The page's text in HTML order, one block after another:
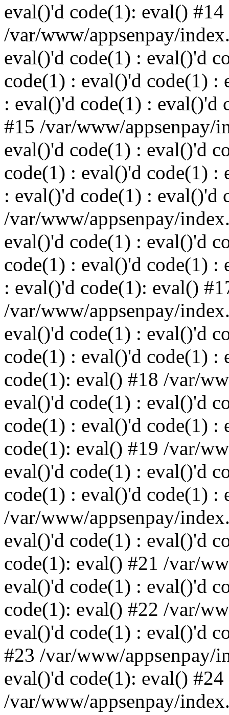
eval()'d code(1): eval() #14
/var/www/appsenpay/
eval()'d code(1) : eval()'d
code(1) : eval()'d code(1) :
: eval()'d code(1) : eval()'d
#15 /var/www/appsenpay/
eval()'d code(1) : eval()'d
code(1) : eval()'d code(1) :
: eval()'d code(1) : eval()'d
/var/www/appsenpay/
eval()'d code(1) : eval()'d
code(1) : eval()'d code(1) :
: eval()'d code(1): eval()
/var/www/appsenpay/
eval()'d code(1) : eval()'d
code(1) : eval()'d code(1) :
code(1): eval() #18 /var/
eval()'d code(1) : eval()'d
code(1) : eval()'d code(1) :
code(1): eval() #19 /var/
eval()'d code(1) : eval()'d
code(1) : eval()'d code(1) :
/var/www/appsenpay/
eval()'d code(1) : eval()'d
code(1): eval() #21 /var/
eval()'d code(1) : eval()'d
code(1): eval() #22 /var/
eval()'d code(1) : eval()'d
#23 /var/www/appsenpay/
eval()'d code(1): eval() #24
/var/www/appsenpay/